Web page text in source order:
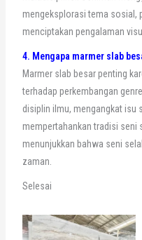
mengeksplorasi tema sosial,
menciptakan pengalaman
4. Mengapa marmer slab
Marmer slab besar penting
terhadap perkembangan
disiplin ilmu, mengangkat isu
mempertahankan tradisi seni
menunjukkan bahwa seni
zaman.
Selesai